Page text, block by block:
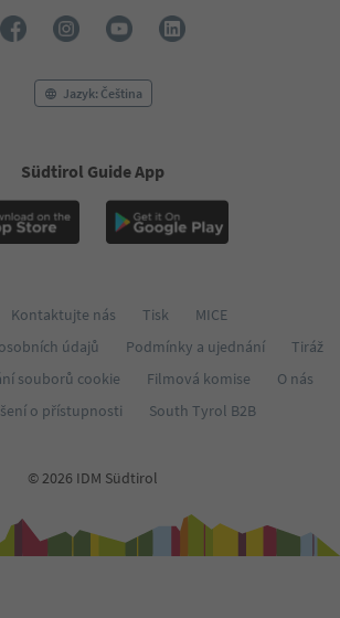
Jazyk: Čeština
Südtirol Guide App
Kontaktujte nás Tisk
MICE
údajů
Podmínky a ujednání
Tiráž
souborů cookie
Filmová komise
O nás
o přístupnosti
South Tyrol B2B
© 2026 IDM Südtirol